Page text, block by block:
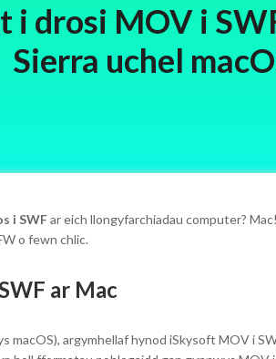
i drosi MOV i
Sierra uchel
i SWFar eich llongyfarchiadau computer?
o fewn chlic.
ar Mac
macOS), argymhellaf hynod iSkysoft MOV i